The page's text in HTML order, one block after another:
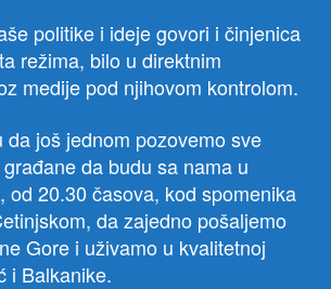
politike i ideje govori i činjenica
režima, bilo u direktnim
medije pod njihovom kontrolom.
da još jednom pozovemo sve
da budu sa nama u
od 20.30 časova, kod spomenika
da zajedno pošaljemo
Gore i uživamo u kvalitetnoj
i Balkanike.